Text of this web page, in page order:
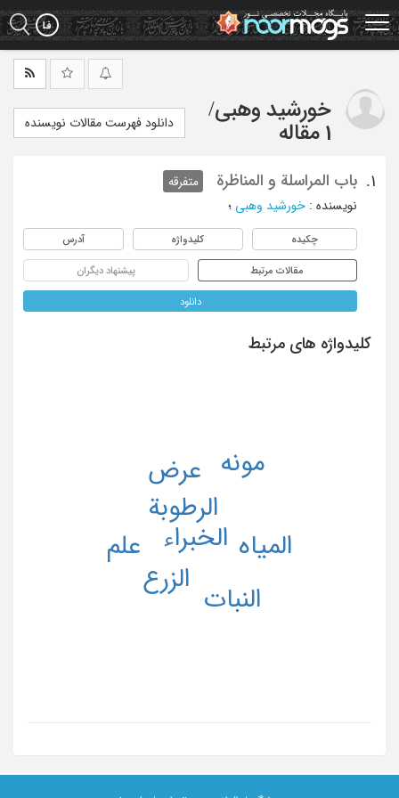
Skip
to
main
خورشید وهبی/
1 مقاله
دانلود فهرست مقالات نویسنده
1. باب المراسلة و المناظرة
متفرقه
نویسنده : خورشید وهبی ؛
چکیده کلیدواژه آدرس
مقالات مرتبط پیشنهاد دیگران
دانلود
کلیدواژه های مرتبط
الخبراء
الرطوبة
الزرع
المیاه
النبات
عرض
علم
مونه